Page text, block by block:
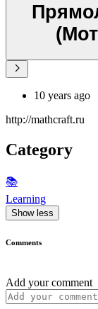
10 years ago
http://mathcraft.ru
Category
📚
Learning
Show less
Comments
Add your comment